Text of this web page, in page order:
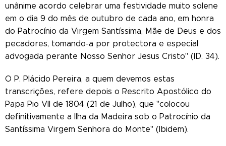
unânime acordo celebrar uma festividade muito solene
em o dia 9 do mês de outubro de cada ano, em honra
do Patrocínio da Virgem Santíssima, Mãe de Deus e dos
pecadores, tomando-a por protectora e especial
advogada perante Nosso Senhor Jesus Cristo" (ID. 34).
O P. Plácido Pereira, a quem devemos estas
transcrições, refere depois o Rescrito Apostólico do
Papa Pio VII de 1804 (21 de Julho), que "colocou
definitivamente a Ilha da Madeira sob o Patrocínio da
Santíssima Virgem Senhora do Monte" (Ibidem).